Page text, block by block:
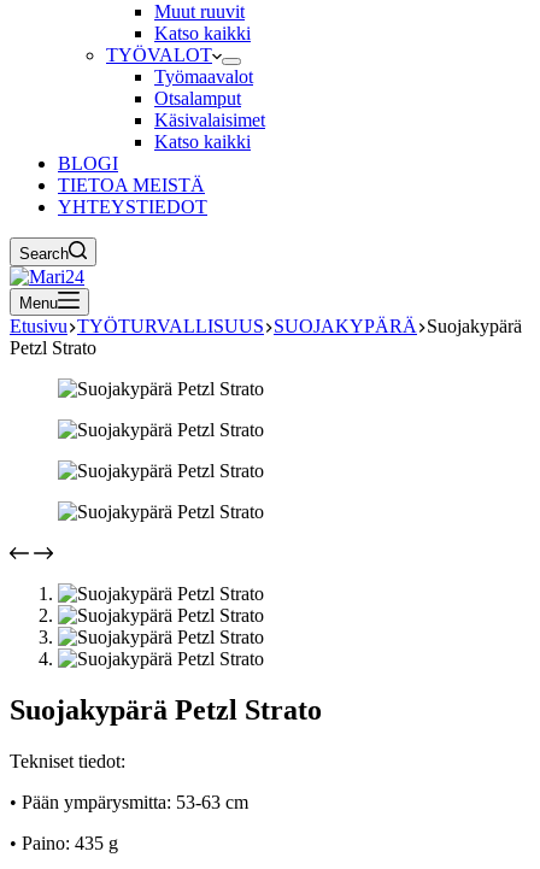
Muut ruuvit
Katso kaikki
TYÖVALOT
Työmaavalot
Otsalamput
Käsivalaisimet
Katso kaikki
BLOGI
TIETOA MEISTÄ
YHTEYSTIEDOT
Search
Menu
Etusivu TYÖTURVALLISUUS SUOJAKYPÄRÄ
Suojakypärä
Petzl Strato
Suojakypärä Petzl Strato
Tekniset tiedot:
• Pään ympärysmitta: 53-63 cm
• Paino: 435 g